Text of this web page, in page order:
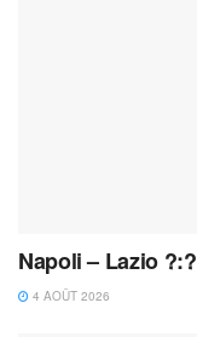
Napoli – Lazio ?:?
4 AOÛT 2026